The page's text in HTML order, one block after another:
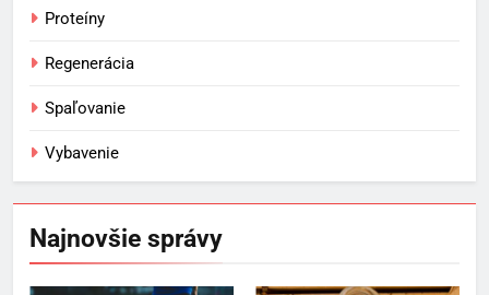
Proteíny
Regenerácia
Spaľovanie
Vybavenie
Najnovšie správy
5
6
POMÔCKY